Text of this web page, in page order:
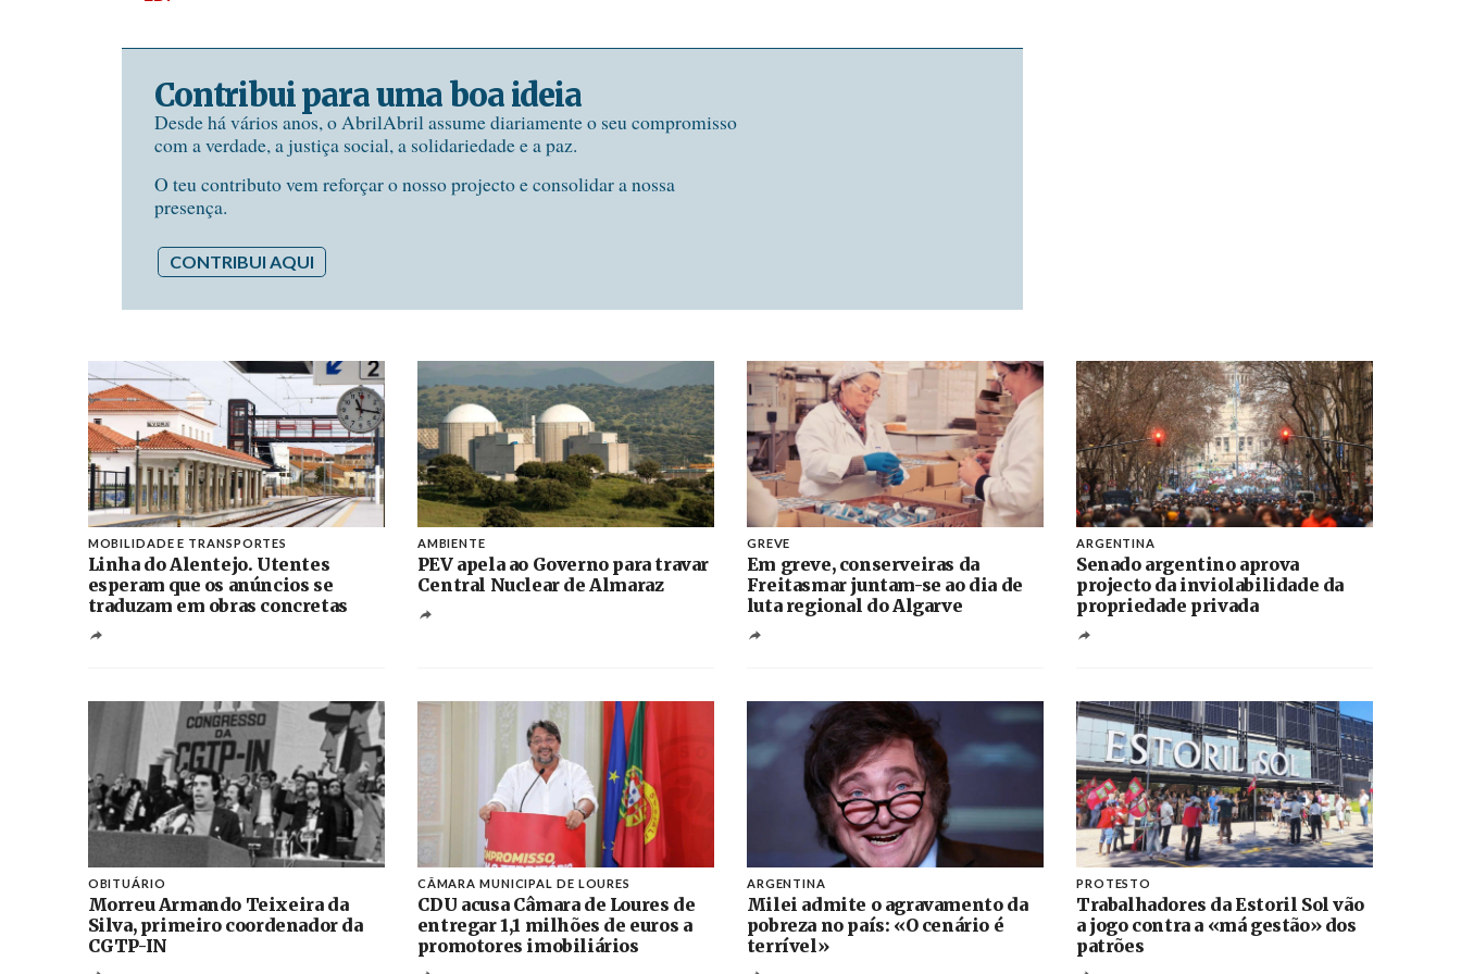
Contribui para uma boa ideia
Desde há vários anos, o AbrilAbril assume diariamente o seu compromisso
com a verdade, a justiça social, a solidariedade e a paz.
O teu contributo vem reforçar o nosso projecto e consolidar a nossa
presença.
CONTRIBUI AQUI
MOBILIDADE E TRANSPORTES
Linha do Alentejo. Utentes
esperam que os anúncios se
traduzam em obras concretas
AMBIENTE
PEV apela ao Governo para travar
Central Nuclear de Almaraz
GREVE
Em greve, conserveiras da
Freitasmar juntam-se ao dia de
luta regional do Algarve
ARGENTINA
Senado argentino aprova
projecto da inviolabilidade da
propriedade privada
OBITUÁRIO
Morreu Armando Teixeira da
Silva, primeiro coordenador da
CGTP-IN
CÂMARA MUNICIPAL DE LOURES
CDU acusa Câmara de Loures de
entregar 1,1 milhões de euros a
promotores imobiliários
ARGENTINA
Milei admite o agravamento da
pobreza no país: «O cenário é
terrível»
PROTESTO
Trabalhadores da Estoril Sol vão
a jogo contra a «má gestão» dos
patrões